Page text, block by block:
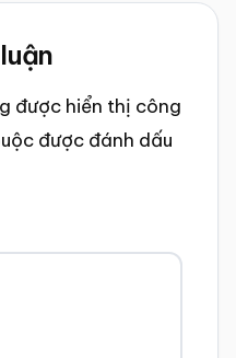
được hiển thị công
được đánh dấu